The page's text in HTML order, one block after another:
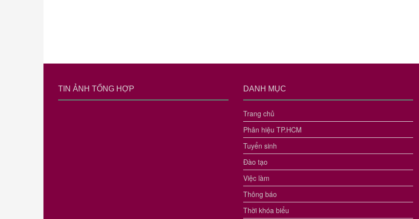
TIN ẢNH TỔNG HỢP DANH MỤC
Trang chủ
Phân hiệu TP.HCM
Tuyển sinh
Đào tạo
Việc làm
Thông báo
Thời khóa biểu